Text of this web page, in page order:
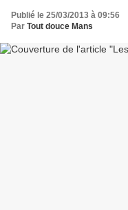
Publié le 25/03/2013 à 09:56
Par Tout douce Mans